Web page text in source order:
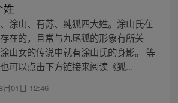
姓
涂山、有苏、纯狐四大姓。涂山氏在
在的，且常与九尾狐的形象有所关
山女的传说中就有涂山氏的身影。 等
可以点击下方链接来阅读《狐...
月01日 12:46